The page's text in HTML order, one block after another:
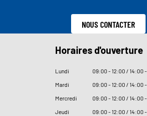
NOUS CONTACTER
Horaires d'ouverture
Lundi 09:00 - 12:00 / 14:00 -
Mardi
09:00 - 12:00 / 14:00 -
Mercredi
09:00 - 12:00 / 14:00 -
Jeudi
09:00 - 12:00 / 14:00 -